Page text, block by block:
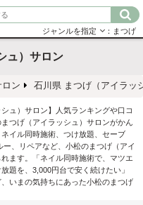
ジャンルを指定 ：まつげ
ュ）サロン
ン 石川県 まつげ（アイラッ
ュ）サロン】人気ランキングや口コ
つげ（アイラッシュ）サロンがかん
イル同時施術、つけ放題、セーブ
、リペアなど、小松のまつげ（アイ
ます。「ネイル同時施術で、マツエ
題を、3,000円台で安く続けたい」
いまの気持ちにあった小松のまつげ